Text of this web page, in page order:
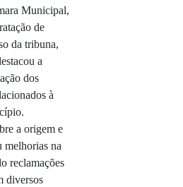
Municipal,
de
da tribuna,
a
dos
à
a origem e
melhorias na
reclamações
diversos